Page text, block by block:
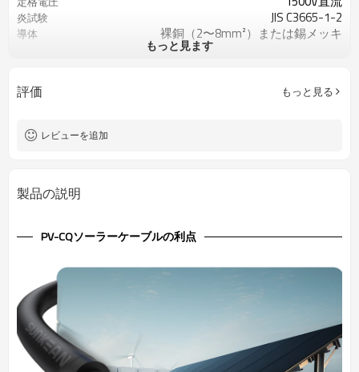
炎試験 JIS C3665-1-2
導体
裸銅（2〜8mm²）または錫メッキ
ジャケット
参照標準 ジェットスト-CABL-001-1(H25-10)
もっと見ます
評価 もっと見る
レビューを追加
製品の説明
PV-CQソーラーケーブルの利点